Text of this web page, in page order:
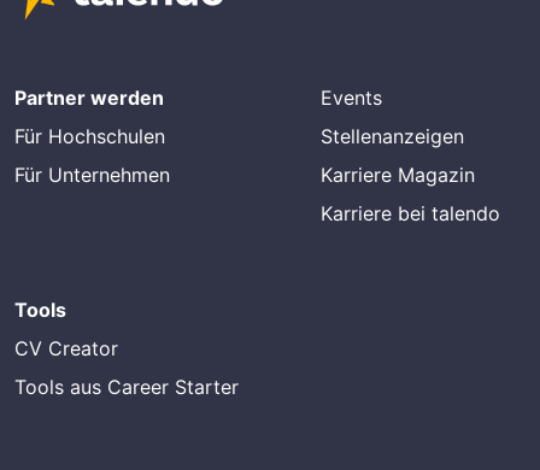
Partner werden
Für Hochschulen
Für Unternehmen
Events
Stellenanzeigen
Karriere Magazin
Karriere bei talendo
Tools
CV Creator
Tools aus Career Starter